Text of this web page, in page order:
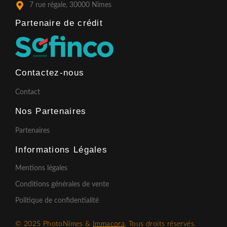
7 rue régale, 30000 Nîmes
Partenaire de crédit​
Contactez-nous
Contact
Nos Partenaires
Partenaires
Informations Légales
Mentions légales
Conditions générales de vente
Politique de confidentialité
© 2025 PhotoNîmes & Immacora. Tous droits réservés.